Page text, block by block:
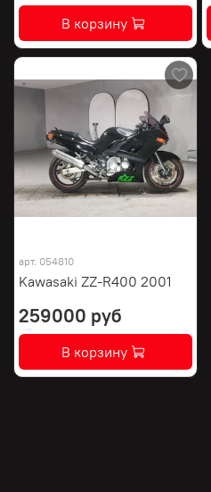
В корзину
арт. 054810
Kawasaki ZZ-R400 2001
259000 руб
В корзину